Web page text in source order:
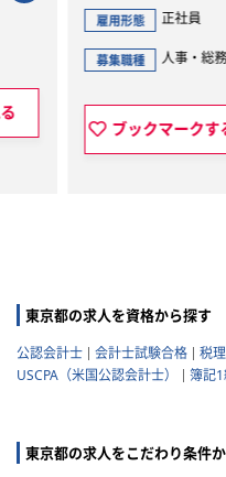
雇用形態 正社員
募集職種 人事・総
ブックマークす
東京都の求人を資格から探す
公認会計士 会計士試験合格 税
USCPA（米国公認会計士）
簿記
東京都の求人をこだわり条件